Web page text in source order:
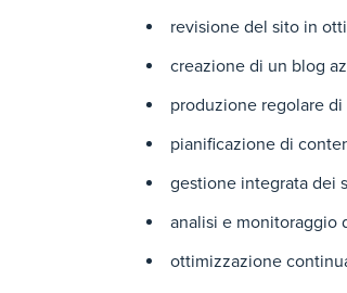
revisione del sito in
creazione di un blog
produzione regolare
pianificazione di
gestione integrata dei
analisi e monitoraggio
ottimizzazione